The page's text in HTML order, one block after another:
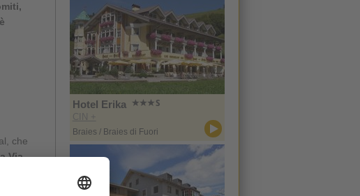
che
Via
Hotel Erika
CIN +
Braies / Braies di Fuori